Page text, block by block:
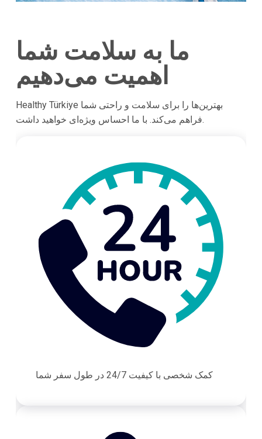
ما به سلامت شما
اهمیت می‌دهیم
Healthy Türkiye بهترین‌ها را برای سلامت و راحتی شما
فراهم می‌کند. با ما احساس ویژه‌ای خواهید داشت.
کمک شخصی با کیفیت 24/7 در طول سفر شما